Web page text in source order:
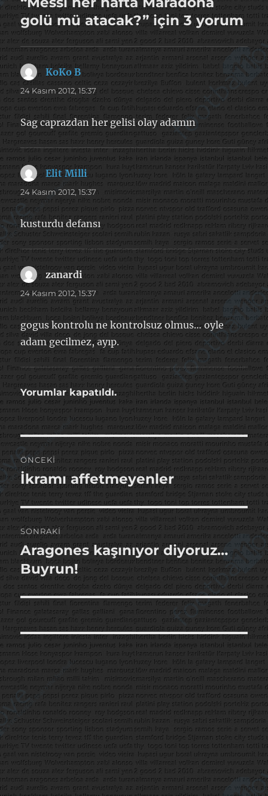
golü mü atacak?” için 3 yorum
KoKo Bdedi
ki:
24 Kasım 2012, 15:37
Sag caprazdan her gelisi olay adamın
Elit Millidedi
ki:
24 Kasım 2012, 15:37
kusturdu defansı
zanardidedi
ki:
24 Kasım 2012, 15:37
gogus kontrolu ne kontrolsuz olmus… oyle
adam gecilmez, ayıp.
Yorumlar kapatıldı.
Yazı
gezinmesi
ÖNCEKI
Önceki
yazı:
İkramı affetmeyenler
SONRAKI
Sonraki
yazı:
Aragones kaşınıyor diyoruz…
Buyrun!